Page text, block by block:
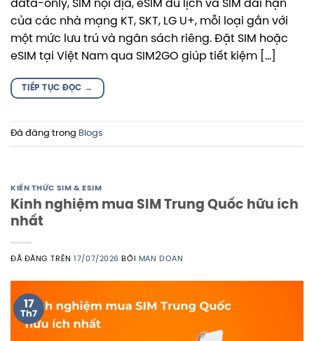
data-only, SIM nội địa, eSIM du lịch và SIM dài hạn
của các nhà mạng KT, SKT, LG U+, mỗi loại gắn với
một mức lưu trú và ngân sách riêng. Đặt SIM hoặc
eSIM tại Việt Nam qua SIM2GO giúp tiết kiệm […]
TIẾP TỤC ĐỌC →
Đã đăng trong Blogs
KIẾN THỨC SIM & ESIM
Kinh nghiệm mua SIM Trung Quốc hữu ích
nhất
ĐÃ ĐĂNG TRÊN17/07/2026 BỞI MAN DOAN
17
Th7